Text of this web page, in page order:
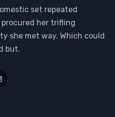
set repeated
procured her trifling
she met way. Which could
but.